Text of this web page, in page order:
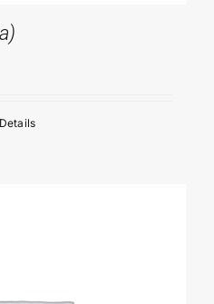
Details